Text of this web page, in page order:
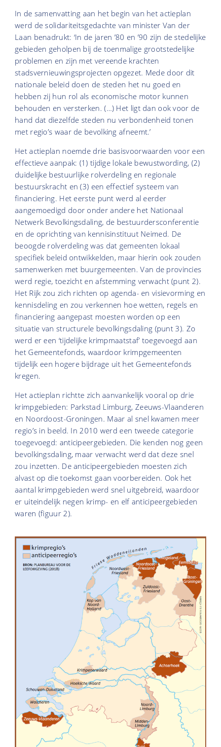
In de samenvatting aan het begin van het actieplan
werd de solidariteitsgedachte van minister Van der
Laan benadrukt: ‘In de jaren ’80 en ’90 zijn de stedelijke
gebieden geholpen bij de toenmalige grootstedelijke
problemen en zijn met vereende krachten
stadsvernieuwingsprojecten opgezet. Mede door dit
nationale beleid doen de steden het nu goed en
hebben zij hun rol als economische motor kunnen
behouden en versterken. (…) Het ligt dan ook voor de
hand dat diezelfde steden nu verbondenheid tonen
met regio’s waar de bevolking afneemt.’
Het actieplan noemde drie basisvoorwaarden voor een
effectieve aanpak: (1) tijdige lokale bewustwording, (2)
duidelijke bestuurlijke rolverdeling en regionale
bestuurskracht en (3) een effectief systeem van
financiering. Het eerste punt werd al eerder
aangemoedigd door onder andere het Nationaal
Netwerk Bevolkingsdaling, de bestuurdersconferentie
en de oprichting van kennisinstituut Neimed. De
beoogde rolverdeling was dat gemeenten lokaal
specifiek beleid ontwikkelden, maar hierin ook zouden
samenwerken met buurgemeenten. Van de provincies
werd regie, toezicht en afstemming verwacht (punt 2).
Het Rijk zou zich richten op agenda- en visievorming en
kennisdeling en zou verkennen hoe wetten, regels en
financiering aangepast moesten worden op een
situatie van structurele bevolkingsdaling (punt 3). Zo
werd er een ‘tijdelijke krimpmaatstaf’ toegevoegd aan
het Gemeentefonds, waardoor krimpgemeenten
tijdelijk een hogere bijdrage uit het Gemeentefonds
kregen.
Het actieplan richtte zich aanvankelijk vooral op drie
krimpgebieden: Parkstad Limburg, Zeeuws-Vlaanderen
en Noordoost-Groningen. Maar al snel kwamen meer
regio’s in beeld. In 2010 werd een tweede categorie
toegevoegd: anticipeergebieden. Die kenden nog geen
bevolkingsdaling, maar verwacht werd dat deze snel
zou inzetten. De anticipeergebieden moesten zich
alvast op die toekomst gaan voorbereiden. Ook het
aantal krimpgebieden werd snel uitgebreid, waardoor
er uiteindelijk negen krimp- en elf anticipeergebieden
waren (figuur 2).